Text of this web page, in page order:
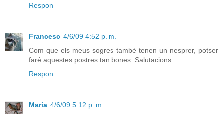
Respon
Francesc 4/6/09 4:52 p. m.
Com que els meus sogres també tenen un nesprer, potser
faré aquestes postres tan bones. Salutacions
Respon
Maria 4/6/09 5:12 p. m.